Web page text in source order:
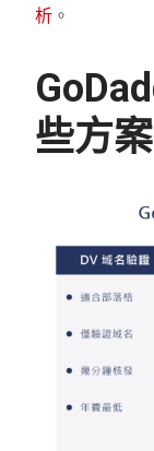
析 。
些方案